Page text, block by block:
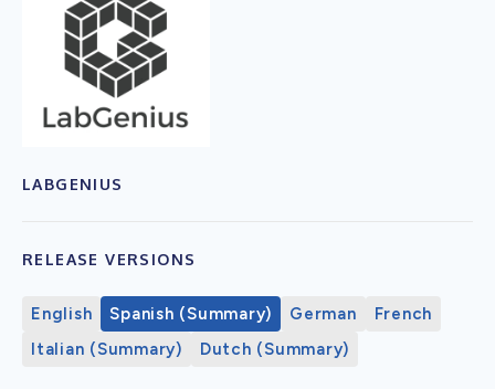
LABGENIUS
RELEASE VERSIONS
English Spanish (Summary) German
French
Italian (Summary)
Dutch (Summary)